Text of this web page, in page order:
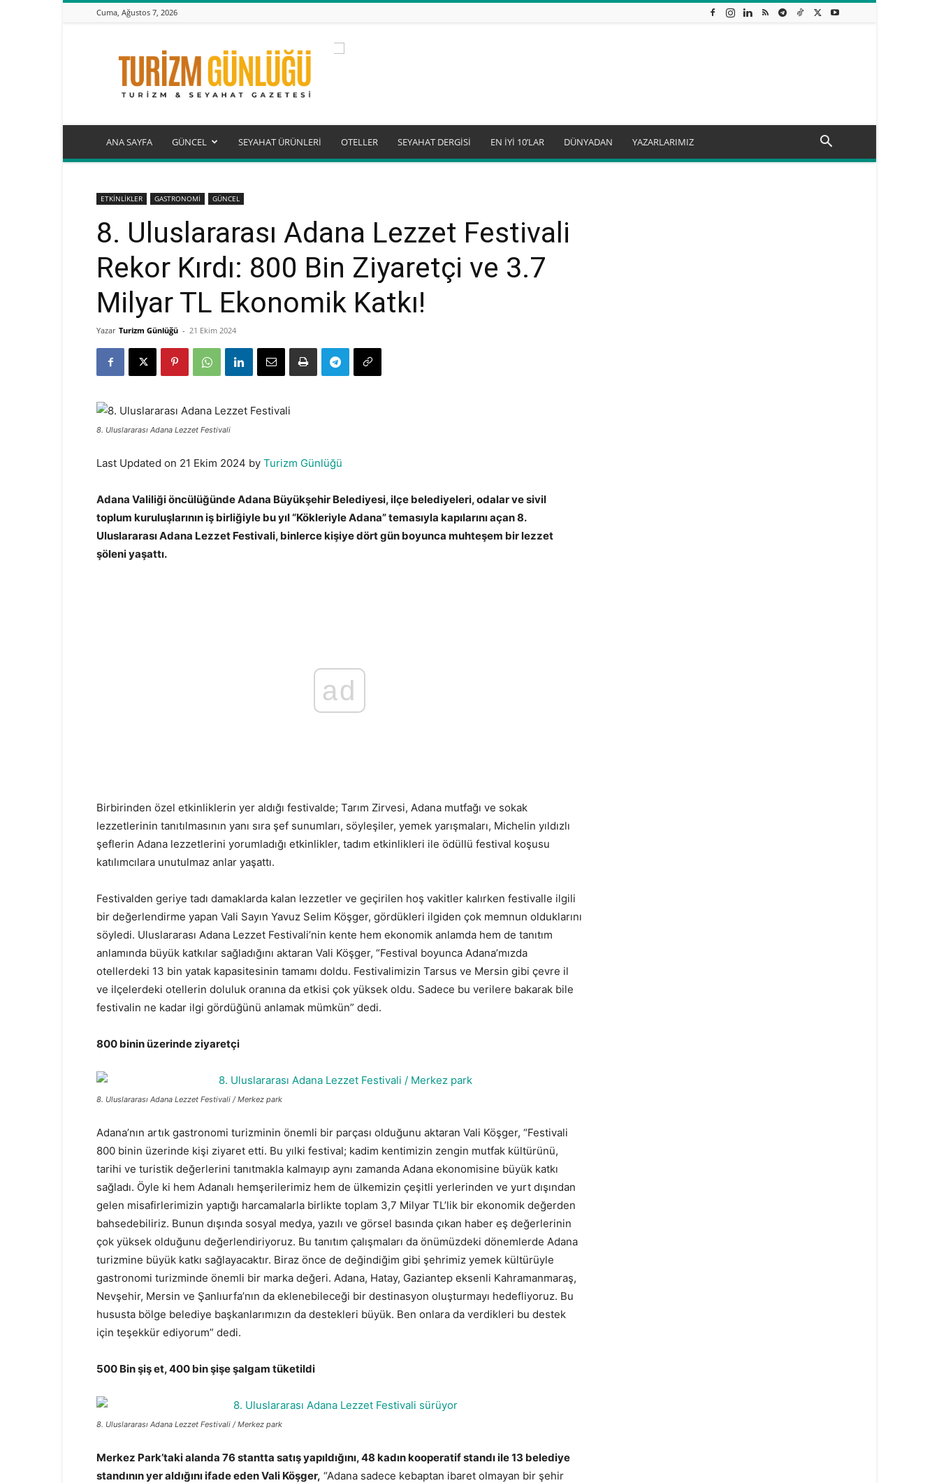
Cuma, Ağustos 7, 2026
Turizm
Günlüğü
ANA SAYFA GÜNCEL SEYAHAT ÜRÜNLERİ OTELLER SEYAHAT DERGİSİ EN İYİ 10’LAR DÜNYADAN YAZARLARIMIZ
ETKİNLİKLER GASTRONOMİ GÜNCEL
8. Uluslararası Adana Lezzet Festivali
Rekor Kırdı: 800 Bin Ziyaretçi ve 3.7
Milyar TL Ekonomik Katkı!
Yazar Turizm Günlüğü - 21 Ekim 2024
8. Uluslararası Adana Lezzet Festivali
Last Updated on 21 Ekim 2024 by Turizm Günlüğü
Adana Valiliği öncülüğünde Adana Büyükşehir Belediyesi, ilçe belediyeleri, odalar ve sivil
toplum kuruluşlarının iş birliğiyle bu yıl “Kökleriyle Adana” temasıyla kapılarını açan 8.
Uluslararası Adana Lezzet Festivali, binlerce kişiye dört gün boyunca muhteşem bir lezzet
şöleni yaşattı.
ad
Birbirinden özel etkinliklerin yer aldığı festivalde; Tarım Zirvesi, Adana mutfağı ve sokak
lezzetlerinin tanıtılmasının yanı sıra şef sunumları, söyleşiler, yemek yarışmaları, Michelin yıldızlı
şeflerin Adana lezzetlerini yorumladığı etkinlikler, tadım etkinlikleri ile ödüllü festival koşusu
katılımcılara unutulmaz anlar yaşattı.
Festivalden geriye tadı damaklarda kalan lezzetler ve geçirilen hoş vakitler kalırken festivalle ilgili
bir değerlendirme yapan Vali Sayın Yavuz Selim Köşger, gördükleri ilgiden çok memnun olduklarını
söyledi. Uluslararası Adana Lezzet Festivali’nin kente hem ekonomik anlamda hem de tanıtım
anlamında büyük katkılar sağladığını aktaran Vali Köşger, “Festival boyunca Adana’mızda
otellerdeki 13 bin yatak kapasitesinin tamamı doldu. Festivalimizin Tarsus ve Mersin gibi çevre il
ve ilçelerdeki otellerin doluluk oranına da etkisi çok yüksek oldu. Sadece bu verilere bakarak bile
festivalin ne kadar ilgi gördüğünü anlamak mümkün” dedi.
800 binin üzerinde ziyaretçi
8. Uluslararası Adana Lezzet Festivali / Merkez park
Adana’nın artık gastronomi turizminin önemli bir parçası olduğunu aktaran Vali Köşger, “Festivali
800 binin üzerinde kişi ziyaret etti. Bu yılki festival; kadim kentimizin zengin mutfak kültürünü,
tarihi ve turistik değerlerini tanıtmakla kalmayıp aynı zamanda Adana ekonomisine büyük katkı
sağladı. Öyle ki hem Adanalı hemşerilerimiz hem de ülkemizin çeşitli yerlerinden ve yurt dışından
gelen misafirlerimizin yaptığı harcamalarla birlikte toplam 3,7 Milyar TL’lik bir ekonomik değerden
bahsedebiliriz. Bunun dışında sosyal medya, yazılı ve görsel basında çıkan haber eş değerlerinin
çok yüksek olduğunu değerlendiriyoruz. Bu tanıtım çalışmaları da önümüzdeki dönemlerde Adana
turizmine büyük katkı sağlayacaktır. Biraz önce de değindiğim gibi şehrimiz yemek kültürüyle
gastronomi turizminde önemli bir marka değeri. Adana, Hatay, Gaziantep eksenli Kahramanmaraş,
Nevşehir, Mersin ve Şanlıurfa’nın da eklenebileceği bir destinasyon oluşturmayı hedefliyoruz. Bu
hususta bölge belediye başkanlarımızın da destekleri büyük. Ben onlara da verdikleri bu destek
için teşekkür ediyorum” dedi.
500 Bin şiş et, 400 bin şişe şalgam tüketildi
8. Uluslararası Adana Lezzet Festivali / Merkez park
Merkez Park’taki alanda 76 stantta satış yapıldığını, 48 kadın kooperatif standı ile 13 belediye
standının yer aldığını ifade eden Vali Köşger, “Adana sadece kebaptan ibaret olmayan bir şehir